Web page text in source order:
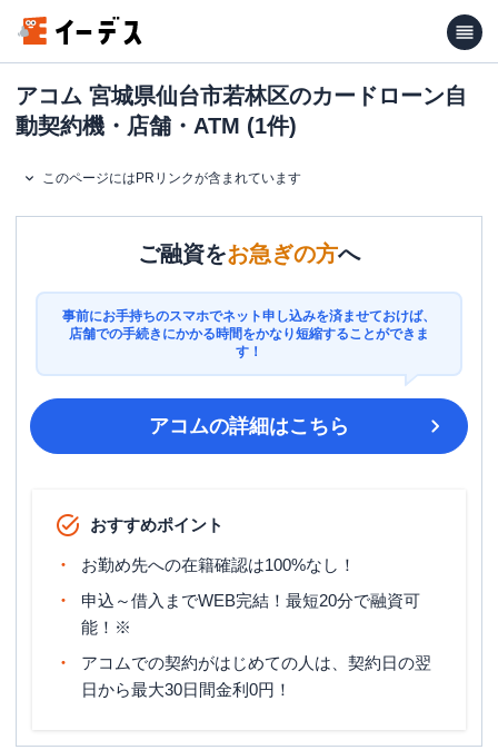
アコム 宮城県仙台市若林区のカードローン自
動契約機・店舗・ATM (1件)
このページにはPRリンクが含まれています
ご融資をお急ぎの方へ
事前にお手持ちのスマホでネット申し込みを済ませておけば、
店舗での手続きにかかる時間をかなり短縮することができま
す！
アコムの詳細はこちら
おすすめポイント
お勤め先への在籍確認は100%なし！
申込～借入までWEB完結！最短20分で融資可
能！※
アコムでの契約がはじめての人は、契約日の翌
日から最大30日間金利0円！